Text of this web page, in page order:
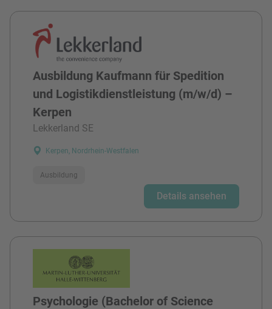
Ausbildung Kaufmann für Spedition
und Logistikdienstleistung (m/w/d) –
Kerpen
Lekkerland SE
Kerpen, Nordrhein-Westfalen
Ausbildung
Details ansehen
Psychologie (Bachelor of Science